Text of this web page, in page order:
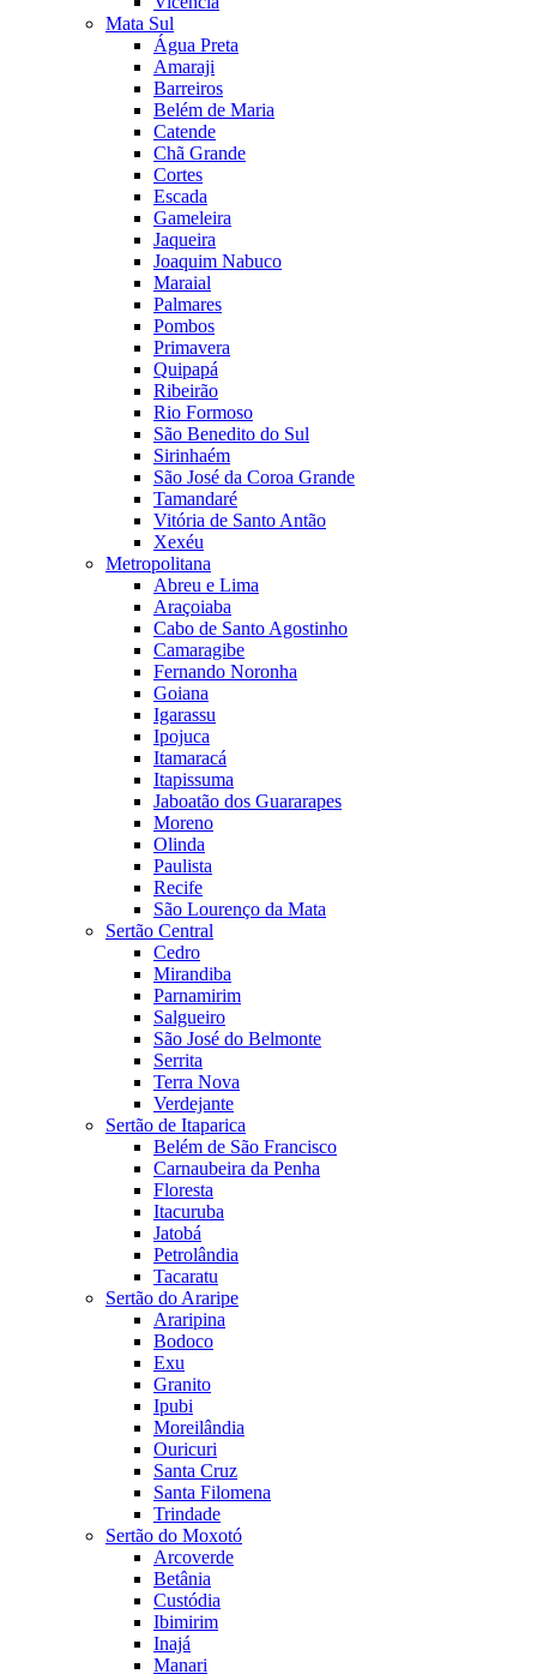
Mata Sul
Água Preta
Amaraji
Barreiros
Belém de Maria
Catende
Chã Grande
Cortes
Escada
Gameleira
Jaqueira
Joaquim Nabuco
Maraial
Palmares
Pombos
Primavera
Quipapá
Ribeirão
Rio Formoso
São Benedito do Sul
Sirinhaém
São José da Coroa Grande
Tamandaré
Vitória de Santo Antão
Xexéu
Metropolitana
Abreu e Lima
Araçoiaba
Cabo de Santo Agostinho
Camaragibe
Fernando Noronha
Goiana
Igarassu
Ipojuca
Itamaracá
Itapissuma
Jaboatão dos Guararapes
Moreno
Olinda
Paulista
Recife
São Lourenço da Mata
Sertão Central
Cedro
Mirandiba
Parnamirim
Salgueiro
São José do Belmonte
Serrita
Terra Nova
Verdejante
Sertão de Itaparica
Belém de São Francisco
Carnaubeira da Penha
Floresta
Itacuruba
Jatobá
Petrolândia
Tacaratu
Sertão do Araripe
Araripina
Bodoco
Exu
Granito
Ipubi
Moreilândia
Ouricuri
Santa Cruz
Santa Filomena
Trindade
Sertão do Moxotó
Arcoverde
Betânia
Custódia
Ibimirim
Inajá
Manari